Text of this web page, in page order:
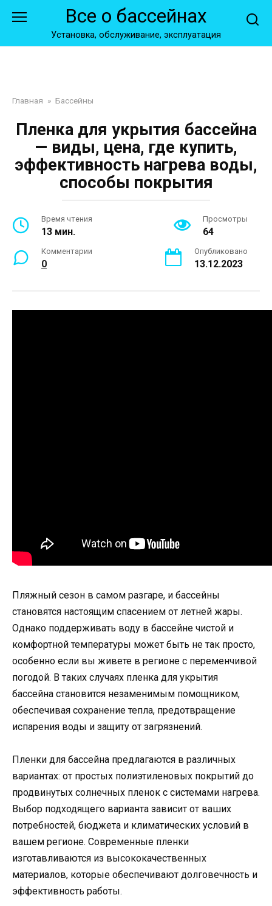
Все о бассейнах
Установка, обслуживание, эксплуатация
Главная » Бассейны
Пленка для укрытия бассейна
— виды, цена, где купить,
эффективность нагрева воды,
способы покрытия
Время чтения
13 мин.
Просмотры
64
Комментарии
0
Опубликовано
13.12.2023
Пляжный сезон в самом разгаре, и бассейны
становятся настоящим спасением от летней жары.
Однако поддерживать воду в бассейне чистой и
комфортной температуры может быть не так просто,
особенно если вы живете в регионе с переменчивой
погодой. В таких случаях пленка для укрытия
бассейна становится незаменимым помощником,
обеспечивая сохранение тепла, предотвращение
испарения воды и защиту от загрязнений.
Пленки для бассейна предлагаются в различных
вариантах: от простых полиэтиленовых покрытий до
продвинутых солнечных пленок с системами нагрева.
Выбор подходящего варианта зависит от ваших
потребностей, бюджета и климатических условий в
вашем регионе. Современные пленки
изготавливаются из высококачественных
материалов, которые обеспечивают долговечность и
эффективность работы.